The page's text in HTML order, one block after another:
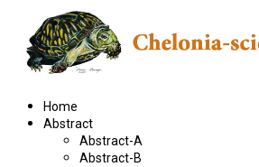
Home
Abstract
Abstract-A
Abstract-B